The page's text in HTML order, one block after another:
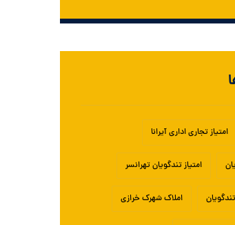
امتیاز تجاری اداری آیرانا
امتیاز تندگویان تهرانسر
املاک شهرک خرازی